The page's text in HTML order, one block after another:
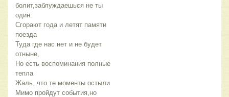
болит,заблуждаешься не ты
один.
Сгорают года и летят памяти
поезда
Туда где нас нет и не будет
отныне,
Но есть воспоминания полные
тепла
Жаль, что те моменты остыли
Мимо пройдут события,но